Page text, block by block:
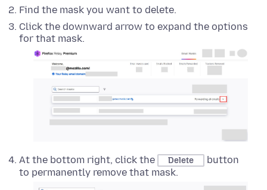
Find the mask you want to delete.
Click the downward arrow to expand the options
for that mask.
At the bottom right, click the Delete
button
to permanently remove that mask.